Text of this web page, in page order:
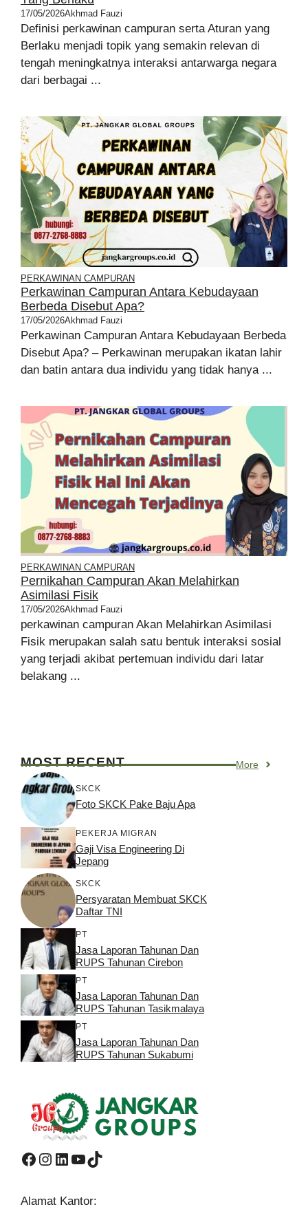
17/05/2026Akhmad Fauzi
Definisi perkawinan campuran serta Aturan yang
Berlaku menjadi topik yang semakin relevan di
tengah meningkatnya interaksi antarwarga negara
dari berbagai ...
PERKAWINAN CAMPURAN
Perkawinan Campuran Antara Kebudayaan
Berbeda Disebut Apa?
17/05/2026Akhmad Fauzi
Perkawinan Campuran Antara Kebudayaan Berbeda
Disebut Apa? – Perkawinan merupakan ikatan lahir
dan batin antara dua individu yang tidak hanya ...
PERKAWINAN CAMPURAN
Pernikahan Campuran Akan Melahirkan
Asimilasi Fisik
17/05/2026Akhmad Fauzi
perkawinan campuran Akan Melahirkan Asimilasi
Fisik merupakan salah satu bentuk interaksi sosial
yang terjadi akibat pertemuan individu dari latar
belakang ...
MOST RECENT More
SKCK
Foto SKCK Pake Baju Apa
PEKERJA MIGRAN
Gaji Visa Engineering Di
Jepang
SKCK
Persyaratan Membuat SKCK
Daftar TNI
PT
Jasa Laporan Tahunan Dan
RUPS Tahunan Cirebon
PT
Jasa Laporan Tahunan Dan
RUPS Tahunan Tasikmalaya
PT
Jasa Laporan Tahunan Dan
RUPS Tahunan Sukabumi
Facebook
Instagram
LinkedIn
YouTube
TikTok
Alamat Kantor: